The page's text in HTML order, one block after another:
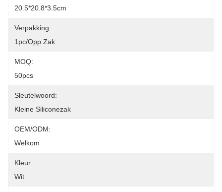
20.5*20.8*3.5cm
Verpakking:
1pc/opp Zak
MOQ:
50pcs
Sleutelwoord:
Kleine Siliconezak
OEM/ODM:
Welkom
Kleur:
Wit